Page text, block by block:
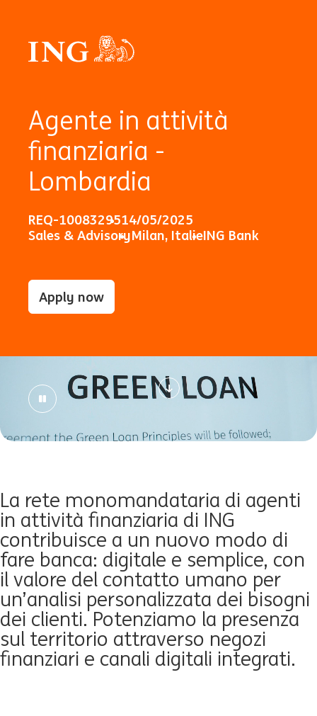
Agente in attività
finanziaria -
Lombardia
REQ-1008329514/05/2025
Sales & AdvisoryMilan, ItalieING Bank
Apply now
La rete monomandataria di agenti
in attività finanziaria di ING
contribuisce a un nuovo modo di
fare banca: digitale e semplice, con
il valore del contatto umano per
un’analisi personalizzata dei bisogni
dei clienti. Potenziamo la presenza
sul territorio attraverso negozi
finanziari e canali digitali integrati.